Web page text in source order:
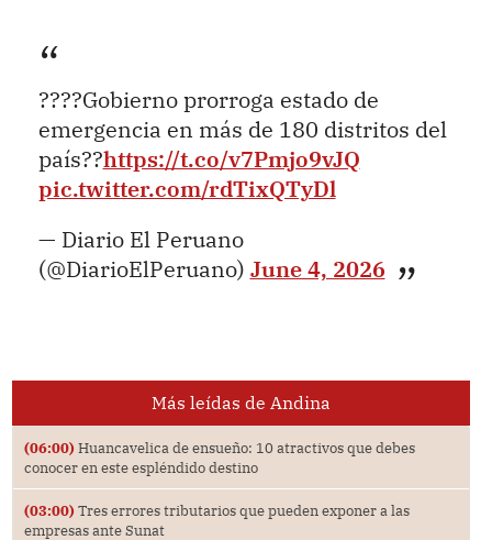
????Gobierno prorroga estado de
emergencia en más de 180 distritos del
país??https://t.co/v7Pmjo9vJQ
pic.twitter.com/rdTixQTyDl
— Diario El Peruano
(@DiarioElPeruano) June 4, 2026
Más leídas de Andina
(06:00) Huancavelica de ensueño: 10 atractivos que debes
conocer en este espléndido destino
(03:00) Tres errores tributarios que pueden exponer a las
empresas ante Sunat